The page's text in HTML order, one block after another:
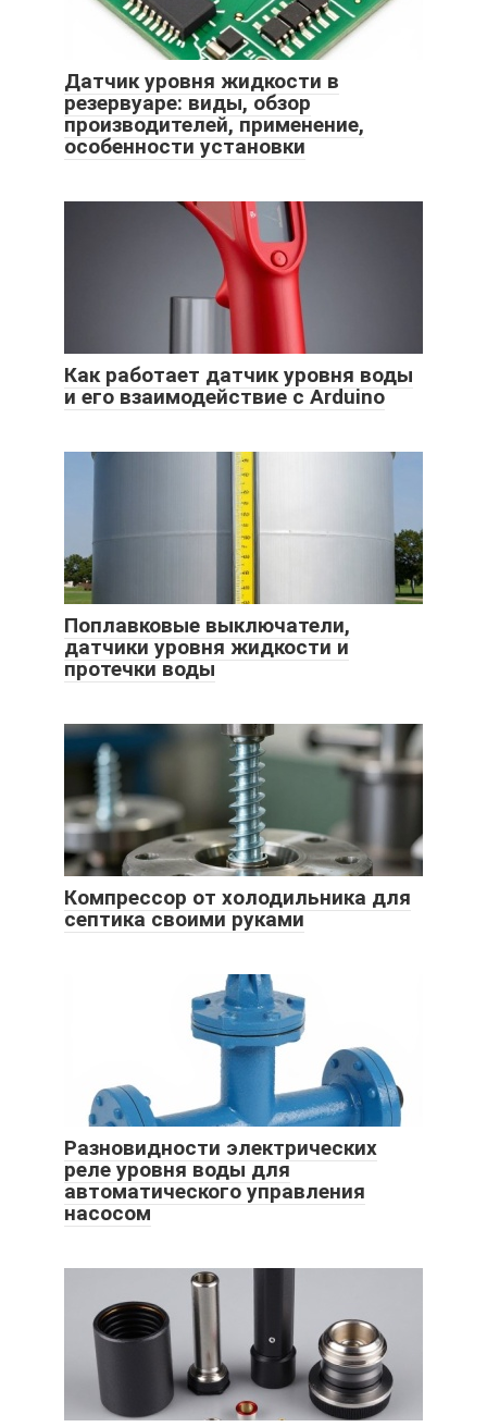
Датчик уровня жидкости в
резервуаре: виды, обзор
производителей, применение,
особенности установки
Как работает датчик уровня воды
и его взаимодействие с Arduino
Поплавковые выключатели,
датчики уровня жидкости и
протечки воды
Компрессор от холодильника для
септика своими руками
Разновидности электрических
реле уровня воды для
автоматического управления
насосом